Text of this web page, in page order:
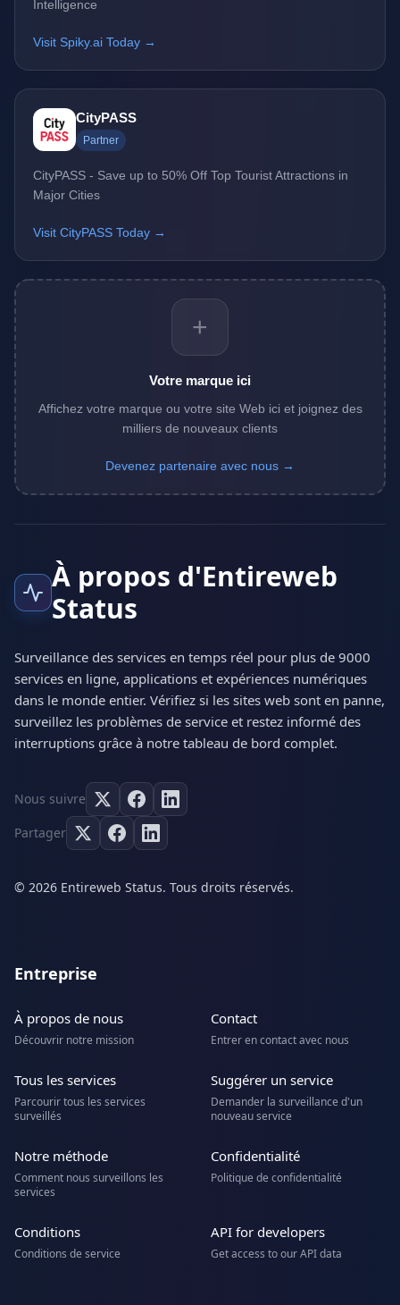
Intelligence
Visit Spiky.ai Today →
CityPASS
Partner
CityPASS - Save up to 50% Off Top Tourist Attractions in
Major Cities
Visit CityPASS Today →
+
Votre marque ici
Affichez votre marque ou votre site Web ici et joignez des
milliers de nouveaux clients
Devenez partenaire avec nous →
À propos d'Entireweb
Status
Surveillance des services en temps réel pour plus de 9000
services en ligne, applications et expériences numériques
dans le monde entier. Vérifiez si les sites web sont en panne,
surveillez les problèmes de service et restez informé des
interruptions grâce à notre tableau de bord complet.
Nous suivre
Partager
© 2026 Entireweb Status. Tous droits réservés.
Entreprise
À propos de nous
Découvrir notre mission
Contact
Entrer en contact avec nous
Tous les services
Parcourir tous les services
surveillés
Suggérer un service
Demander la surveillance d'un
nouveau service
Notre méthode
Comment nous surveillons les
services
Confidentialité
Politique de confidentialité
Conditions
Conditions de service
API for developers
Get access to our API data